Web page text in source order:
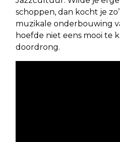
schoppen, dan kocht je
muzikale onderbouwing
hoefde niet eens mooi te
doordrong.